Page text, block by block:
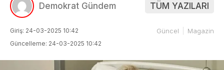
Demokrat Gündem TÜM YAZILARI
Giriş: 24-03-2025 10:42
Güncelleme: 24-03-2025 10:42
Güncel Magazin